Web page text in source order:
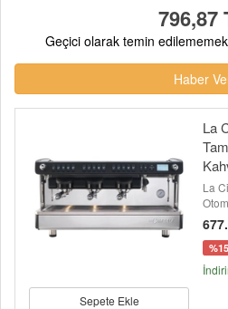
796,87
Geçici olarak temin
Haber
Sepete Ekle
La
La